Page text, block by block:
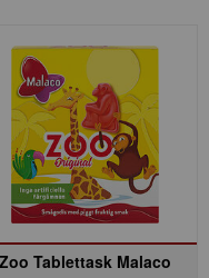
Zoo Tablettask Malaco